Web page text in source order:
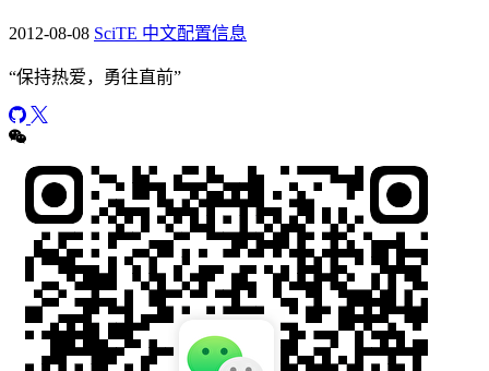
2012-08-08 SciTE 中文配置信息
“保持热爱，勇往直前”